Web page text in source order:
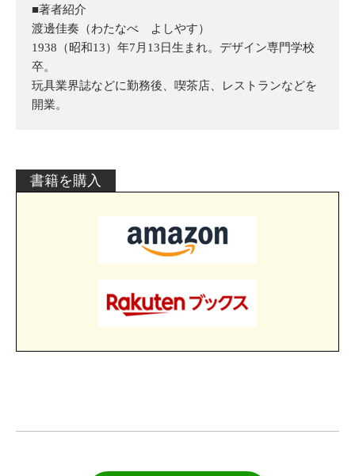
■著者紹介
渡邊佳奏（わたなべ よしやす）
1938（昭和13）年7月13日生まれ。デザイン専門学校
卒。
玩具業界誌などに勤務後、喫茶店、レストランなどを
開業。
書籍を購入